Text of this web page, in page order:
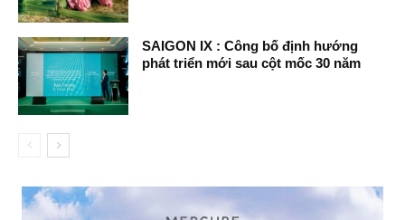
SAIGON IX : Công bố định hướng
phát triển mới sau cột mốc 30 năm